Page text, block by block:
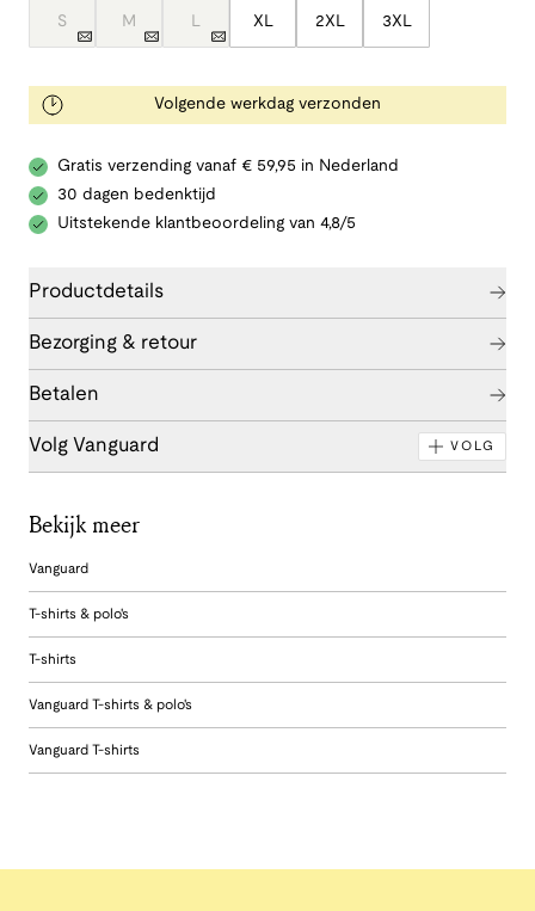
S M L XL 2XL 3XL
Volgende werkdag verzonden
Gratis verzending vanaf € 59,95 in Nederland
30 dagen bedenktijd
Uitstekende klantbeoordeling van 4,8/5
Productdetails
Bezorging & retour
Betalen
Volg Vanguard VOLG
Bekijk meer
Vanguard
T-shirts & polo's
T-shirts
Vanguard T-shirts & polo's
Vanguard T-shirts